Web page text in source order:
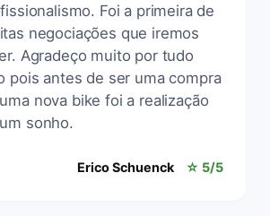
Foi a primeira de
negociações que iremos
Agradeço muito por tudo
pois antes de ser uma compra
nova bike foi a realização
sonho.
Erico Schuenck ☆ 5/5